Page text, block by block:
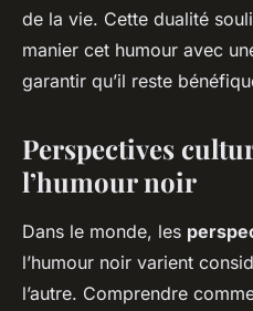
de la vie. Cette dualité
manier cet humour avec
garantir qu’il reste
Perspectives
l’humour noir
Dans le monde, les
l’humour noir varient
l’autre. Comprendre